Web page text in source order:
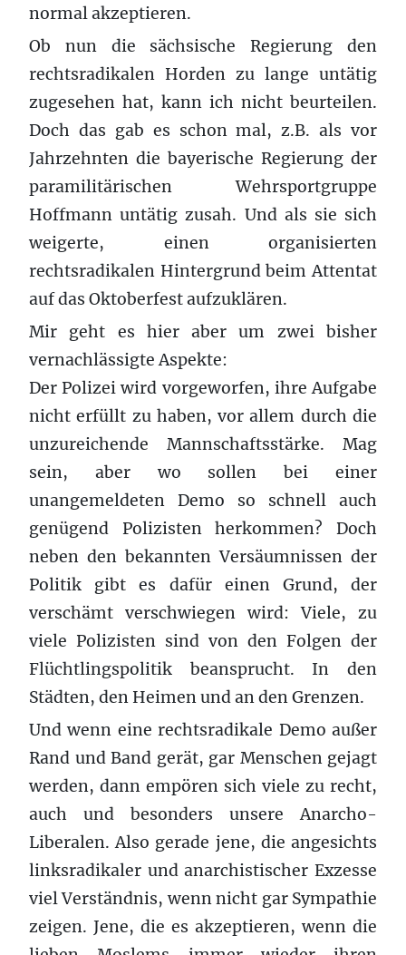
normal akzeptieren.
Ob nun die sächsische Regierung den
rechtsradikalen Horden zu lange untätig
zugesehen hat, kann ich nicht beurteilen.
Doch das gab es schon mal, z.B. als vor
Jahrzehnten die bayerische Regierung der
paramilitärischen Wehrsportgruppe
Hoffmann untätig zusah. Und als sie sich
weigerte, einen organisierten
rechtsradikalen Hintergrund beim Attentat
auf das Oktoberfest aufzuklären.
Mir geht es hier aber um zwei bisher
vernachlässigte Aspekte:
Der Polizei wird vorgeworfen, ihre Aufgabe
nicht erfüllt zu haben, vor allem durch die
unzureichende Mannschaftsstärke. Mag
sein, aber wo sollen bei einer
unangemeldeten Demo so schnell auch
genügend Polizisten herkommen? Doch
neben den bekannten Versäumnissen der
Politik gibt es dafür einen Grund, der
verschämt verschwiegen wird: Viele, zu
viele Polizisten sind von den Folgen der
Flüchtlingspolitik beansprucht. In den
Städten, den Heimen und an den Grenzen.
Und wenn eine rechtsradikale Demo außer
Rand und Band gerät, gar Menschen gejagt
werden, dann empören sich viele zu recht,
auch und besonders unsere Anarcho-
Liberalen. Also gerade jene, die angesichts
linksradikaler und anarchistischer Exzesse
viel Verständnis, wenn nicht gar Sympathie
zeigen. Jene, die es akzeptieren, wenn die